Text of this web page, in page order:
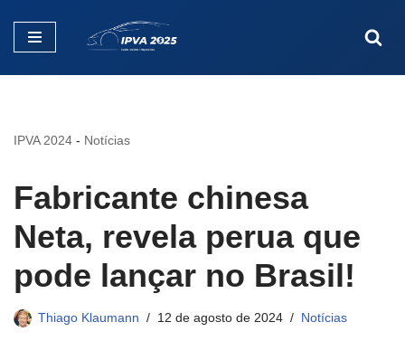
Pular
IPVA 2024 - Notícias
Fabricante chinesa
Neta, revela perua que
pode lançar no Brasil!
Thiago Klaumann 12 de agosto de 2024 Notícias